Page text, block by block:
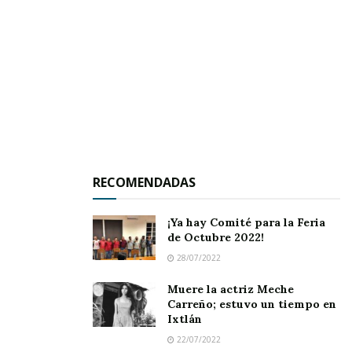
has de guardarte en silencio siempre.
Felipe contestó:
¡Os, lo prometo, Señor!
Y se efectuó el cambio. Nadie advirtió el
trueque. Nadie reconoció al ermitaño, colgado
con los clavos en la Cruz.
RECOMENDADAS
¡Ya hay Comité para la Feria
de Octubre 2022!
28/07/2022
Muere la actriz Meche
Carreño; estuvo un tiempo en
Ixtlán
22/07/2022